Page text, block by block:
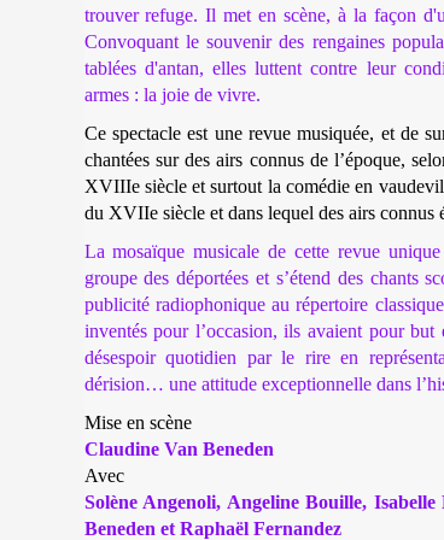
trouver refuge. Il met en scène, à la façon
Convoquant le souvenir des rengaines
tablées d'antan, elles luttent contre leur
armes : la joie de vivre.
Ce spectacle est une revue musiquée, et de
chantées sur des airs connus de l’époque,
XVIIIe siècle et surtout la comédie en
du XVIIe siècle et dans lequel des airs connus
La mosaïque musicale de cette revue
groupe des déportées et s’étend des chants
publicité radiophonique au répertoire
inventés pour l’occasion, ils avaient pour but
désespoir quotidien par le rire en
dérision… une attitude exceptionnelle dans
Mise en scène
Claudine Van Beneden
Avec
Solène Angenoli, Angeline Bouille,
Beneden et Raphaël Fernandez